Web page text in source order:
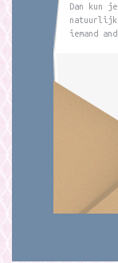
Dan kun
natuurlijk
iemand